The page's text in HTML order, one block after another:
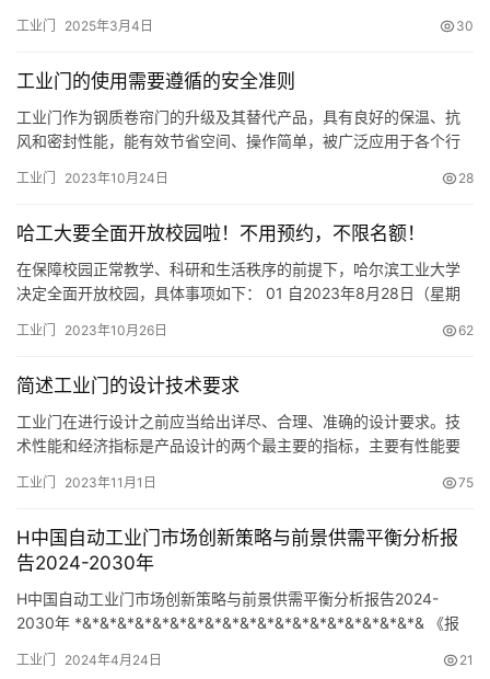
联
我
们
工业门 2025年3月4日 30
工业门的使用需要遵循的安全准则
工业门作为钢质卷帘门的升级及其替代产品，具有良好的保温、抗
风和密封性能，能有效节省空间、操作简单，被广泛应用于各个行
网一起了解下吧。 1.遵循安全细则 强烈要求遵循这些为人生安全考
2.按正确方式使用 任何不正确的使用或不是按指定使用工业滑升
门…
工业门 2023年10月24日 28
哈工大要全面开放校园啦！不用预约，不限名额！
在保障校园正常教学、科研和生活秩序的前提下，哈尔滨工业大学
决定全面开放校园，具体事项如下： 01 自2023年8月28日（星期
观通告执行。 02 校园参观来访，不需要预约、不限名额，入校时间
证、护照等有效身份证件从指定校门出…
工业门 2023年10月26日 62
简述工业门的设计技术要求
工业门在进行设计之前应当给出详尽、合理、准确的设计要求。技
术性能和经济指标是产品设计的两个最主要的指标，主要有性能要
本等方面的要求。 为使工业门满足使用和功能的需求，对工业门设
关闭过程中平稳运行，门体在任何位置均可以停止。 2.功能要求：
工…
工业门 2023年11月1日 75
H中国自动工业门市场创新策略与前景供需平衡分析报
告2024-2030年
H中国自动工业门市场创新策略与前景供需平衡分析报告2024-
2030年 *&*&*&*&*&*&*&*&*&*&*&*&*&*&*&*&*&*&*&*& 《报
工业门 2024年4月24日 21